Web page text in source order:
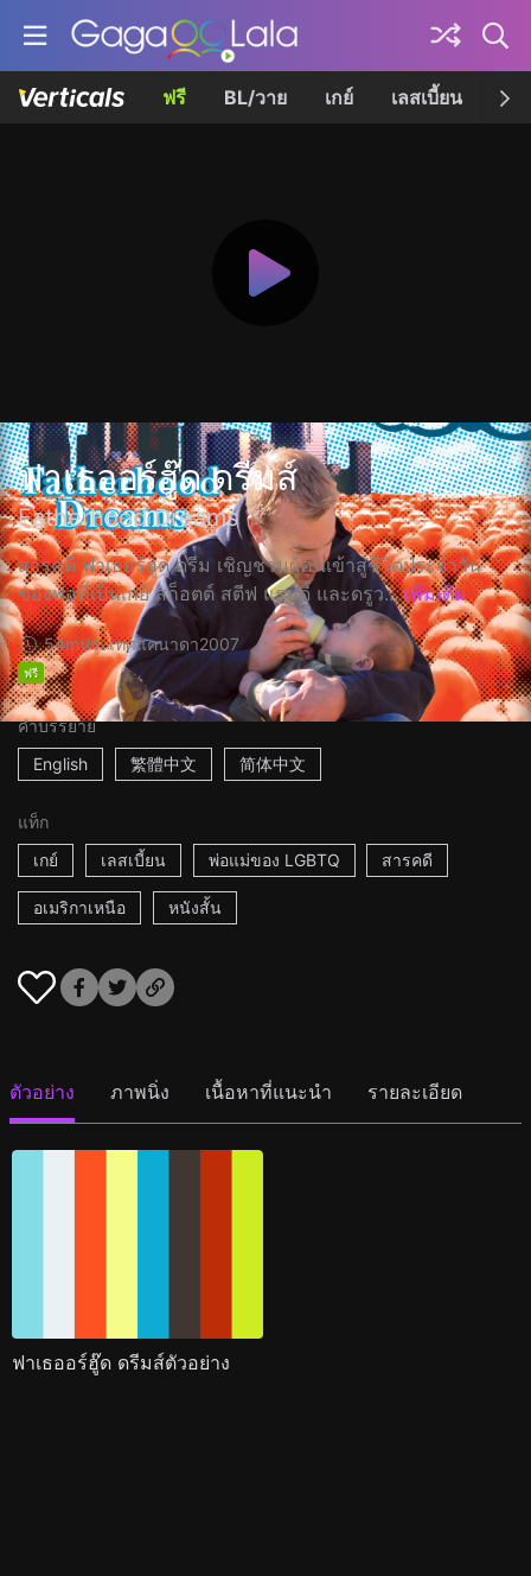
ฟรี BL/วาย เกย์ เลสเบี้ยน เค
ฟาเธออร์ฮู๊ด ดรีมส์
Fatherhood Dreams
สารคดี ฟาเธอร์ฮูด ดรีม เชิญชวนผู้คนเข้าสู่ชีวิตประจำวัน
ของพ่อที่เป็นเกย์ สก็อตต์ สตีฟ แรนดี้ และดรูว... เพิ่มเติม
54mประเทศแคนาดา2007
ฟรี
คำบรรยาย
English
繁體中文 简体中文
แท็ก
เกย์
เลสเบี้ยน พ่อแม่ของ LGBTQ สารคดี
อเมริกาเหนือ หนังสั้น
ตัวอย่าง ภาพนิ่ง เนื้อหาที่แนะนำ รายละเอียด
ฟาเธออร์ฮู๊ด ดรีมส์ตัวอย่าง